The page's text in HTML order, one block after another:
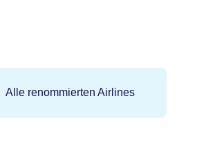
Alle renommierten Airlines